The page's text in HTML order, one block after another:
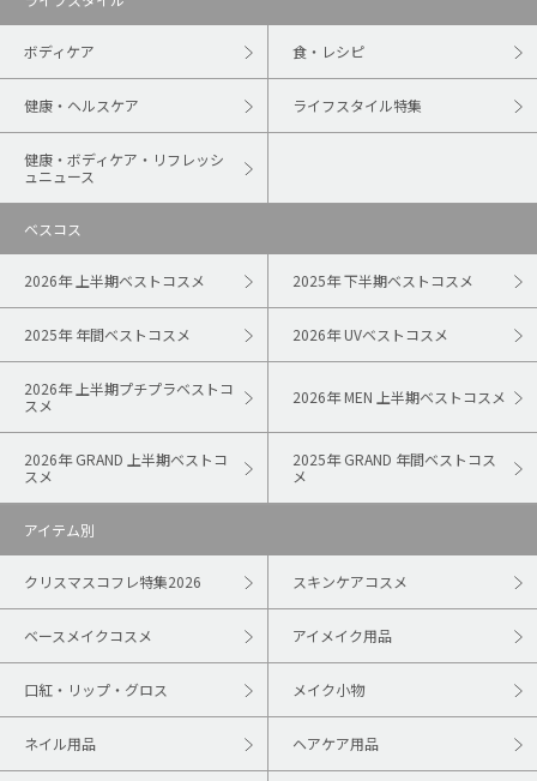
ボディケア 食・レシピ
健康・ヘルスケア ライフスタイル特集
健康・ボディケア・リフレッシ
ュニュース
ベスコス
2026年 上半期ベストコスメ 2025年 下半期ベストコスメ
2025年 年間ベストコスメ 2026年 UVベストコスメ
2026年 上半期プチプラベストコ
スメ
2026年 MEN 上半期ベストコスメ
2026年 GRAND 上半期ベストコ
スメ
2025年 GRAND 年間ベストコス
メ
アイテム別
クリスマスコフレ特集2026 スキンケアコスメ
ベースメイクコスメ アイメイク用品
口紅・リップ・グロス メイク小物
ネイル用品 ヘアケア用品